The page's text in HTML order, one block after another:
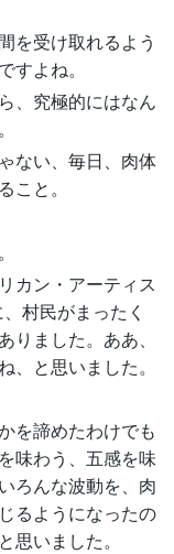
を受け取れるよう
すよね。
、究極的にはなん
ない、毎日、肉体
こと。
カン・アーティス
村民がまったく
ました。ああ、
と思いました。
を諦めたわけでも
味わう、五感を味
ろんな波動を、肉
るようになったの
思いました。